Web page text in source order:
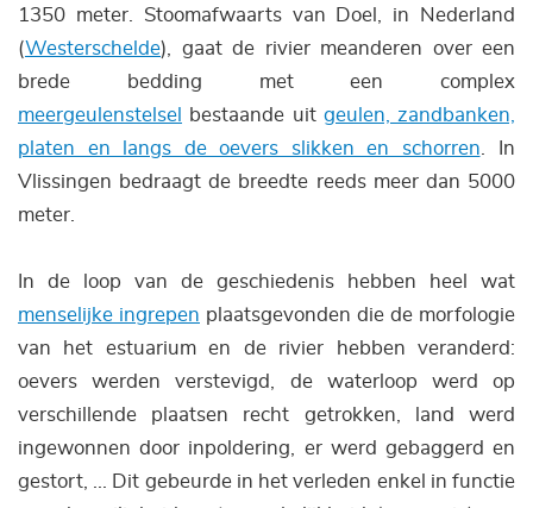
1350 meter. Stoomafwaarts van Doel, in Nederland
(Westerschelde), gaat de rivier meanderen over een
brede bedding met een complex
meergeulenstelsel
bestaande uit geulen, zandbanken,
platen en langs de oevers slikken en schorren
In
Vlissingen bedraagt de breedte reeds meer dan 5000
meter.
In de loop van de geschiedenis hebben heel wat
menselijke ingrepen plaatsgevonden die de morfologie
van het estuarium en de rivier hebben veranderd:
oevers werden verstevigd, de waterloop werd op
verschillende plaatsen recht getrokken, land werd
ingewonnen door inpoldering, er werd gebaggerd en
gestort, ... Dit gebeurde in het verleden enkel in functie